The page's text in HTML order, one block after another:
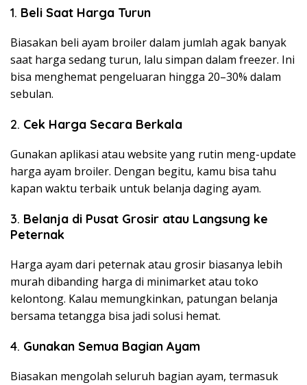
1. Beli Saat Harga Turun
Biasakan beli ayam broiler dalam jumlah agak banyak
saat harga sedang turun, lalu simpan dalam freezer. Ini
bisa menghemat pengeluaran hingga 20–30% dalam
sebulan.
2. Cek Harga Secara Berkala
Gunakan aplikasi atau website yang rutin meng-update
harga ayam broiler. Dengan begitu, kamu bisa tahu
kapan waktu terbaik untuk belanja daging ayam.
3. Belanja di Pusat Grosir atau Langsung ke
Peternak
Harga ayam dari peternak atau grosir biasanya lebih
murah dibanding harga di minimarket atau toko
kelontong. Kalau memungkinkan, patungan belanja
bersama tetangga bisa jadi solusi hemat.
4. Gunakan Semua Bagian Ayam
Biasakan mengolah seluruh bagian ayam, termasuk